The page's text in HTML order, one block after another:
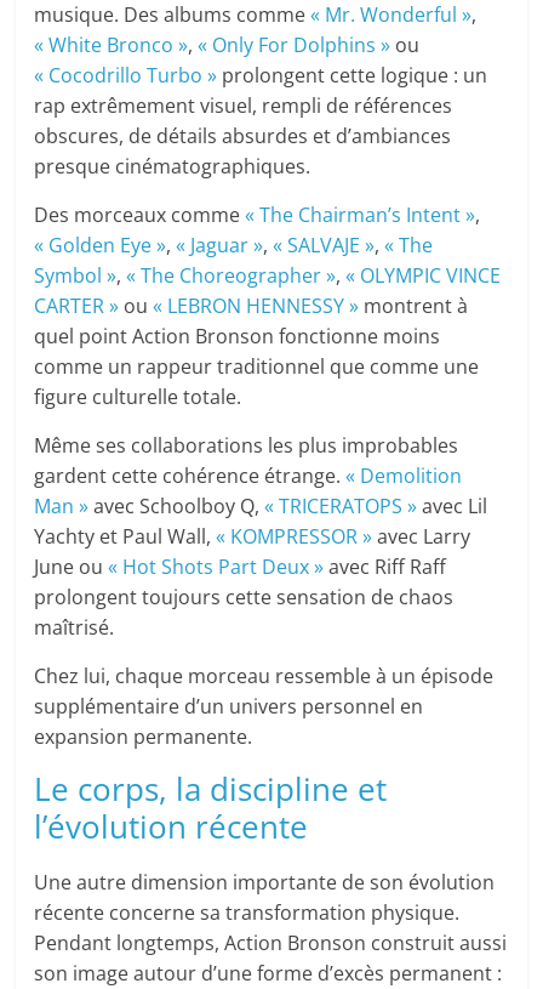
musique. Des albums comme« Mr. Wonderful »,
« White Bronco »,« Only For Dolphins » ou
« Cocodrillo Turbo » prolongent cette logique : un
rap extrêmement visuel, rempli de références
obscures, de détails absurdes et d’ambiances
presque cinématographiques.
Des morceaux comme« The Chairman’s Intent »,
« Golden Eye »,« Jaguar »,« SALVAJE »,« The
Symbol »,« The Choreographer »,« OLYMPIC VINCE
CARTER » ou« LEBRON HENNESSY » montrent à
quel point Action Bronson fonctionne moins
comme un rappeur traditionnel que comme une
figure culturelle totale.
Même ses collaborations les plus improbables
gardent cette cohérence étrange.« Demolition
Man »avec Schoolboy Q,« TRICERATOPS »avec Lil
Yachty et Paul Wall,« KOMPRESSOR »avec Larry
June ou« Hot Shots Part Deux »avec Riff Raff
prolongent toujours cette sensation de chaos
maîtrisé.
Chez lui, chaque morceau ressemble à un épisode
supplémentaire d’un univers personnel en
expansion permanente.
Le corps, la discipline et
l’évolution récente
Une autre dimension importante de son évolution
récente concerne sa transformation physique.
Pendant longtemps, Action Bronson construit aussi
son image autour d’une forme d’excès permanent :